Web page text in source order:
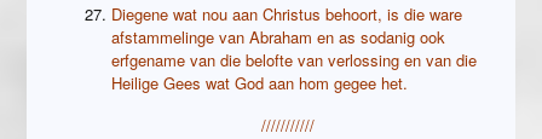
Diegene wat nou aan Christus behoort, is die ware
afstammelinge van Abraham en as sodanig ook
erfgename van die belofte van verlossing en van die
Heilige Gees wat God aan hom gegee het.
///////////